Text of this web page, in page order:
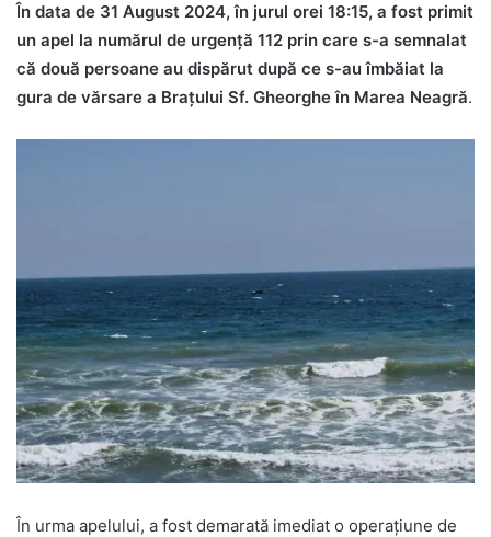
În data de 31 August 2024, în jurul orei 18:15, a fost primit
un apel la numărul de urgență 112 prin care s-a semnalat
că două persoane au dispărut după ce s-au îmbăiat la
gura de vărsare a Brațului Sf. Gheorghe în Marea Neagră.
În urma apelului, a fost demarată imediat o operațiune de